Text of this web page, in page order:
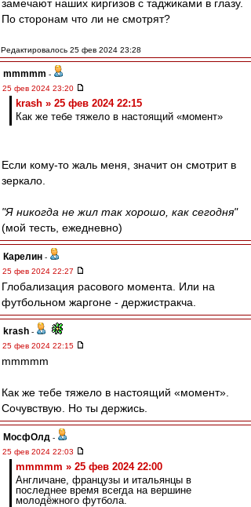
замечают наших киргизов с таджиками в глазу.
По сторонам что ли не смотрят?
Редактировалось 25 фев 2024 23:28
mmmmm -
25 фев 2024 23:20
krash » 25 фев 2024 22:15
Как же тебе тяжело в настоящий «момент»
Если кому-то жаль меня, значит он смотрит в
зеркало.
"Я никогда не жил так хорошо, как сегодня"
(мой тесть, ежедневно)
Карелин -
25 фев 2024 22:27
Глобализация расового момента. Или на
футбольном жаргоне - держистракча.
krash -
25 фев 2024 22:15
mmmmm
Как же тебе тяжело в настоящий «момент».
Сочувствую. Но ты держись.
МосфОлд -
25 фев 2024 22:03
mmmmm » 25 фев 2024 22:00
Англичане, французы и итальянцы в
последнее время всегда на вершине
молодёжного футбола.